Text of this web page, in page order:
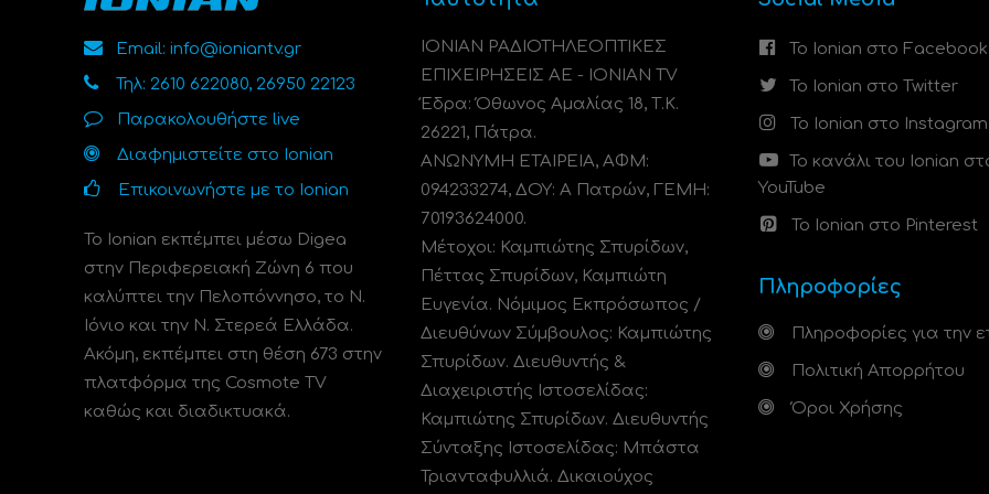
Email: info@ioniantv.gr
Τηλ: 2610 622080, 26950 22123
Παρακολουθήστε live
Διαφημιστείτε στο Ionian
Επικοινωνήστε με το Ionian
Το Ionian εκπέμπει μέσω Digea
στην Περιφερειακή Ζώνη 6 που
καλύπτει την Πελοπόννησο, το N.
Ιόνιο και την Ν. Στερεά Ελλάδα.
Ακόμη, εκπέμπει στη θέση 673 στην
πλατφόρμα της Cosmote TV
καθώς και διαδικτυακά.
ΙΟΝΙΑΝ ΡΑΔΙΟΤΗΛΕΟΠΤΙΚΕΣ
ΕΠΙΧΕΙΡΗΣΕΙΣ ΑΕ - IONIAN TV
Έδρα: Όθωνος Αμαλίας 18, Τ.Κ.
26221, Πάτρα.
ΑΝΩΝΥΜΗ ΕΤΑΙΡΕΙΑ, ΑΦΜ:
094233274, ΔΟΥ: A Πατρών, ΓΕΜΗ:
70193624000.
Μέτοχοι: Καμπιώτης Σπυρίδων,
Πέττας Σπυρίδων, Καμπιώτη
Ευγενία. Νόμιμος Εκπρόσωπος /
Διευθύνων Σύμβουλος: Καμπιώτης
Σπυρίδων. Διευθυντής &
Διαχειριστής Ιστοσελίδας:
Καμπιώτης Σπυρίδων. Διευθυντής
Σύνταξης Ιστοσελίδας: Μπάστα
Τριανταφυλλιά. Δικαιούχος
Το Ionian στο Facebook
Το Ionian στο Twitter
Το Ionian στο Instagram
Το κανάλι του Ionian
YouTube
Το Ionian στο Pinterest
Πληροφορίες
Πληροφορίες για την
Πολιτική Απορρήτου
Όροι Χρήσης